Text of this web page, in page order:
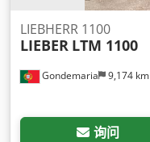
Gondemaria 9,174 km
LIEBHERR 1100
LIEBER LTM 1100
询问